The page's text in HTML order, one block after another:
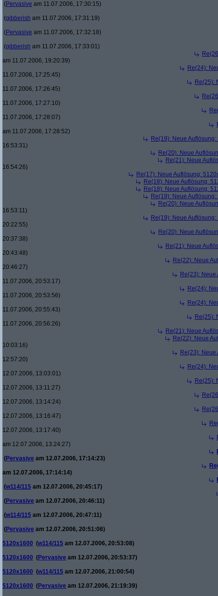
(Pervasive am 11.07.2006, 17:30:15)
(gibberish am 11.07.2006, 17:31:19)
(Pervasive am 11.07.2006, 17:32:18)
(gibberish am 11.07.2006, 17:33:01)
am 11.07.2006, 19:20:39)
Re(24):
11.07.2006, 17:25:45)
Re(25):
11.07.2006, 17:26:45)
11.07.2006, 17:27:10)
11.07.2006, 17:28:07)
am 11.07.2006, 17:28:52)
Re(19): Neue
16:53:31)
Re(20): Neue
Re(21): Neue
16:54:26)
Re(17): Neue Auflösung:
Re(18): Neue Auflösung:
Re(18): Neue Auflösung:
Re(19): Neue
Re(20): Neue
16:53:11)
Re(19): Neue
20:22:55)
Re(20): Neue
20:37:38)
Re(21): Neue
20:43:48)
Re(22): Neue
20:46:27)
Re(23):
11.07.2006, 20:53:17)
Re(24):
11.07.2006, 20:53:56)
Re(24):
11.07.2006, 20:55:43)
Re(25):
11.07.2006, 20:56:26)
Re(21): Neue
Re(22): Neue
10:03:16)
Re(23):
12:57:20)
Re(24):
12.07.2006, 13:03:01)
Re(25):
12.07.2006, 13:11:27)
12.07.2006, 13:14:24)
12.07.2006, 13:16:47)
12.07.2006, 13:17:40)
am 12.07.2006, 13:24:27)
(Pervasive am 12.07.2006, 17:14:23)
am 12.07.2006, 17:14:14)
(w114/115 am 12.07.2006, 20:45:17)
(Pervasive am 12.07.2006, 20:46:11)
(w114/115 am 12.07.2006, 20:47:11)
(Pervasive am 12.07.2006, 20:51:06)
5120x1600 (w114/115 am 12.07.2006, 20:53:08)
5120x1600 (Pervasive am 12.07.2006, 20:53:37)
5120x1600 (w114/115 am 12.07.2006, 21:00:54)
5120x1600 (Pervasive am 12.07.2006, 21:19:39)